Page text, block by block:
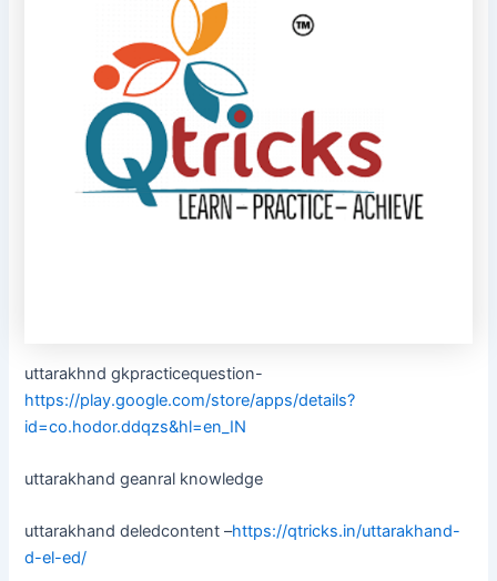
uttarakhnd gkpracticequestion-
https://play.google.com/store/apps/details?
id=co.hodor.ddqzs&hl=en_IN
uttarakhand geanral knowledge
uttarakhand deledcontent –https://qtricks.in/uttarakhand-
d-el-ed/